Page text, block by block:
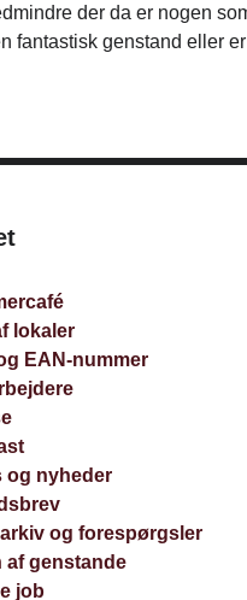
der da er nogen
fantastisk genstand eller
lokaler
EAN-nummer
og nyheder
og forespørgsler
af genstande
job